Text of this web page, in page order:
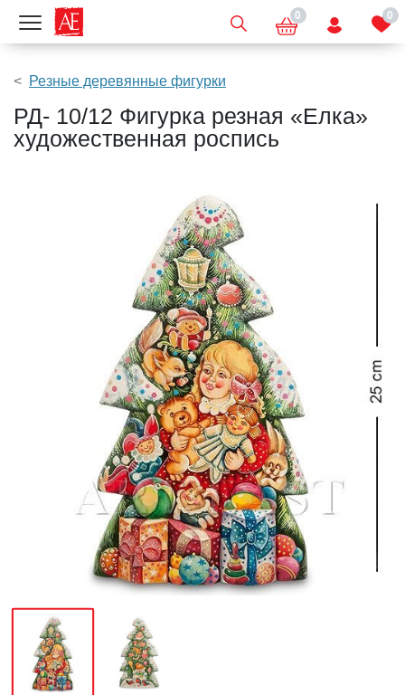
Показать меню 0 0
Резные деревянные фигурки
РД- 10/12 Фигурка резная «Елка»
художественная роспись